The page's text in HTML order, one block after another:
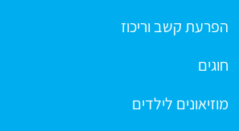
הפרעת קשב וריכוז
חוגים
מוזיאונים לילדים